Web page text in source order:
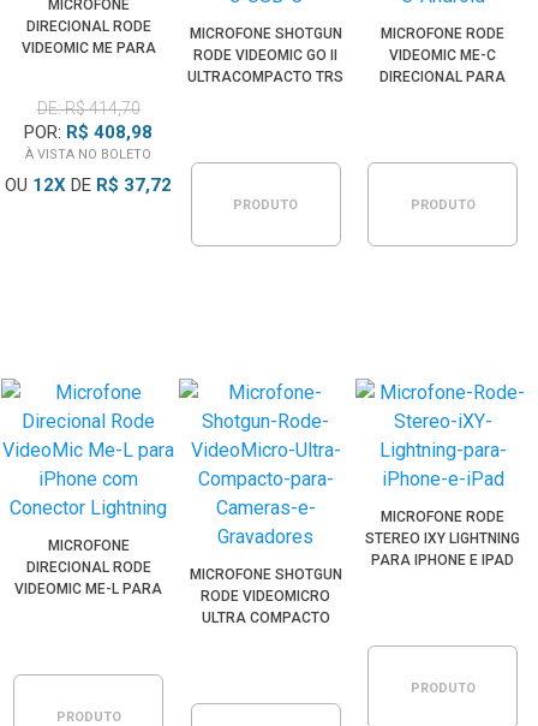
MICROFONE
DIRECIONAL RODE
VIDEOMIC ME PARA
DE: R$ 414,70
POR: R$ 408,98
À VISTA NO BOLETO
OU 12X DE R$ 37,72
MICROFONE SHOTGUN
RODE VIDEOMIC GO II
ULTRACOMPACTO TRS
PRODUTO
MICROFONE RODE
VIDEOMIC ME-C
DIRECIONAL PARA
PRODUTO
MICROFONE
DIRECIONAL RODE
VIDEOMIC ME-L PARA
PRODUTO
MICROFONE SHOTGUN
RODE VIDEOMICRO
ULTRA COMPACTO
MICROFONE RODE
STEREO IXY LIGHTNING
PARA IPHONE E IPAD
PRODUTO